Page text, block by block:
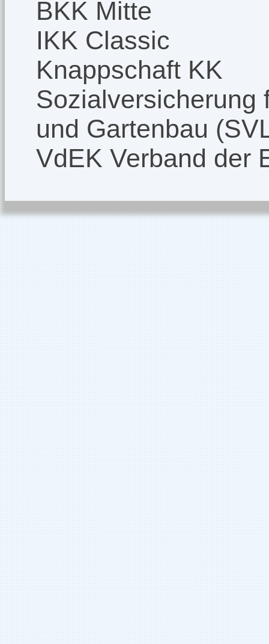
BKK Mitte
IKK Classic
Knappschaft KK
Sozialversicherung
und Gartenbau
VdEK Verband der